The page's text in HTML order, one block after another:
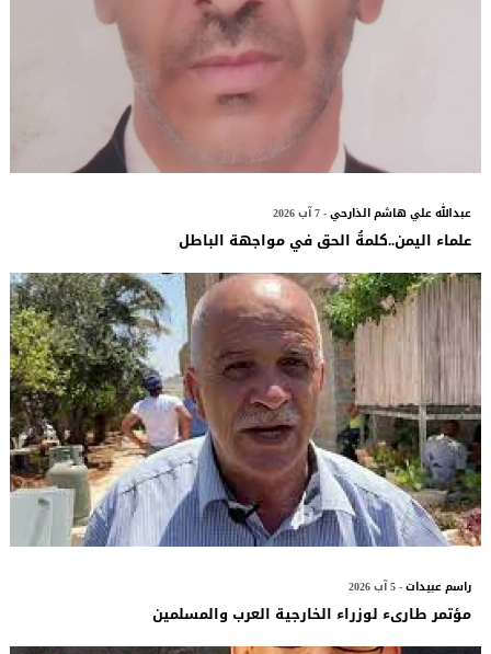
عبدالله علي هاشم الذارحي- 7 آب 2026
علماء اليمن..كلمةُ الحق في مواجهة الباطل
راسم عبيدات- 5 آب 2026
مؤتمر طارىء لوزراء الخارجية العرب والمسلمين